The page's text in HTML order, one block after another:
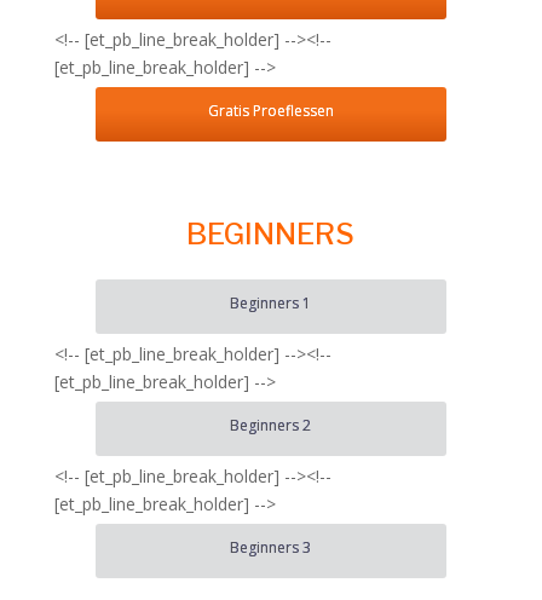
<!-- [et_pb_line_break_holder] --><!--
[et_pb_line_break_holder] -->
Gratis Proeflessen
BEGINNERS
Beginners 1
<!-- [et_pb_line_break_holder] --><!--
[et_pb_line_break_holder] -->
Beginners 2
<!-- [et_pb_line_break_holder] --><!--
[et_pb_line_break_holder] -->
Beginners 3